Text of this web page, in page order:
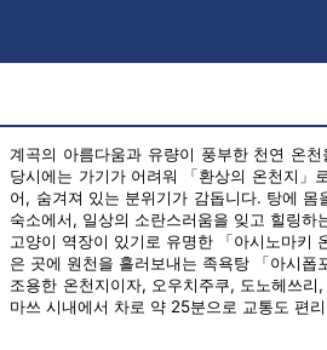
계곡의 아름다움과 유량이 풍부한 천연 온
당시에는 가기가 어려워 「환상의 온천지」
어, 숨겨져 있는 분위기가 감돕니다. 탕에
숙소에서, 일상의 소란스러움을 잊고 힐링하
고양이 역장이 있기로 유명한 「아시노마키
은 곳에 원천을 흘러보내는 족욕탕 「아시폽
조용한 온천지이자, 오우치주쿠, 도노헤쓰
마쓰 시내에서 차로 약 25분으로 교통도 편